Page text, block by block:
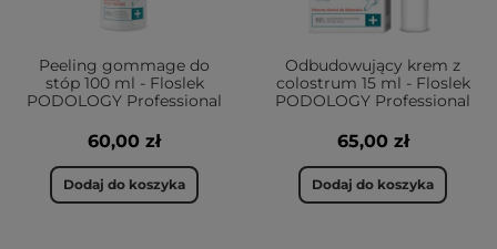
Peeling gommage do
stóp 100 ml - Floslek
PODOLOGY Professional
60,00 zł
Dodaj do koszyka
Odbudowujący krem z
colostrum 15 ml - Floslek
PODOLOGY Professional
65,00 zł
Dodaj do koszyka